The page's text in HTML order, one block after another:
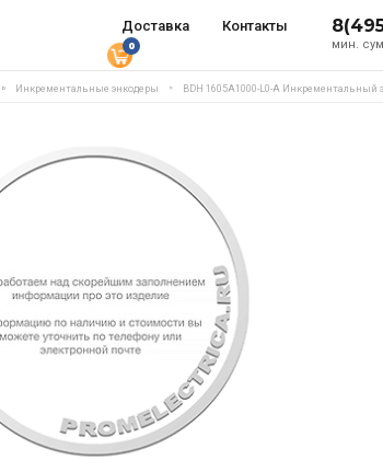
Доставка Контакты
мин.
0
Инкрементальные энкодеры BDH 1605A1000-L0-A